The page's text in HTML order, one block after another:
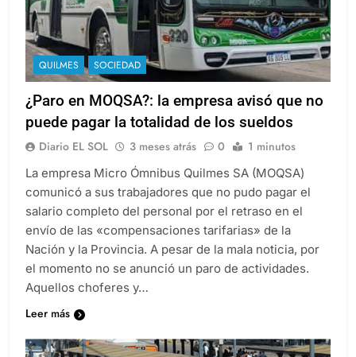
QUILMES SOCIEDAD
¿Paro en MOQSA?: la empresa avisó que no
puede pagar la totalidad de los sueldos
Diario EL SOL 3 meses atrás 0 1 minutos
La empresa Micro Ómnibus Quilmes SA (MOQSA)
comunicó a sus trabajadores que no pudo pagar el
salario completo del personal por el retraso en el
envío de las «compensaciones tarifarias» de la
Nación y la Provincia. A pesar de la mala noticia, por
el momento no se anunció un paro de actividades.
Aquellos choferes y…
Leer más